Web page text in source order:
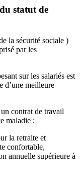
statut de
la sécurité sociale )
par les
sur les salariés est
d’une meilleure
contrat de travail
maladie ;
la retraite et
confortable,
annuelle supérieure à